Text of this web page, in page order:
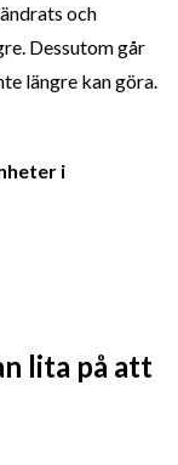
och
Dessutom går
längre kan göra.
i
lita på att